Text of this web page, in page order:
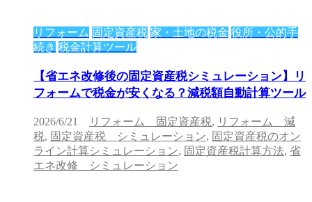
リフォーム 固定資産税 家・土地の税金 役所・公的手
続き 税金計算ツール
【省エネ改修後の固定資産税シミュレーション】リ
フォームで税金が安くなる？減税額自動計算ツール
2026/6/21 リフォーム 固定資産税, リフォーム 減
税, 固定資産税 シミュレーション, 固定資産税のオン
ライン計算シミュレーション, 固定資産税計算方法, 省
エネ改修 シミュレーション